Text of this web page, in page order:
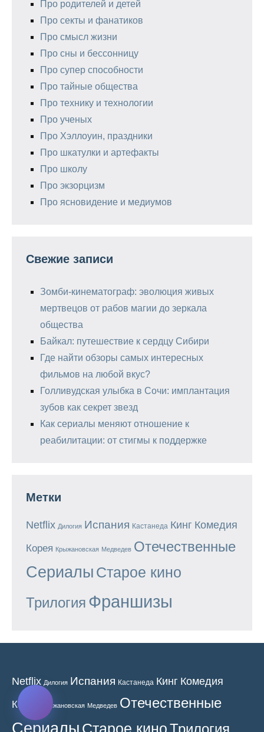
Про родителей и детей
Про секты и фанатиков
Про смысл жизни
Про сны и бессонницу
Про супер способности
Про тайные общества
Про технику и технологии
Про ученых
Про Хэллоуин, праздники
Про шкатулки и артефакты
Про школу
Про экзорцизм
Про ясновидение и медиумов
Свежие записи
Зомби-кинематограф: эволюция живых
мертвецов от рабов магии до зеркала
общества
Байкал: путешествие к сердцу Сибири
Где найти обзоры самых интересных
фильмов на любой вкус?
Голливудская улыбка в Сочи: имплантация
зубов как секрет звезд
Как сериалы меняют отношение к
реабилитации: от стигмы к поддержке
Метки
Netflix Дилогия Испания Кастанеда Кинг Комедия
Корея Крыжановская Медведев Отечественные
Сериалы Старое кино
Трилогия Франшизы
Netflix Дилогия Испания Кастанеда Кинг Комедия
Корея Крыжановская Медведев Отечественные
Сериалы Старое киноТрилогия